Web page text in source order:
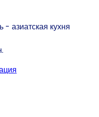
- азиатская кухня